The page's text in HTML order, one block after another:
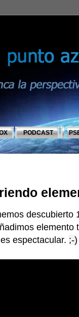
PODCAST
espectacular. ;-)